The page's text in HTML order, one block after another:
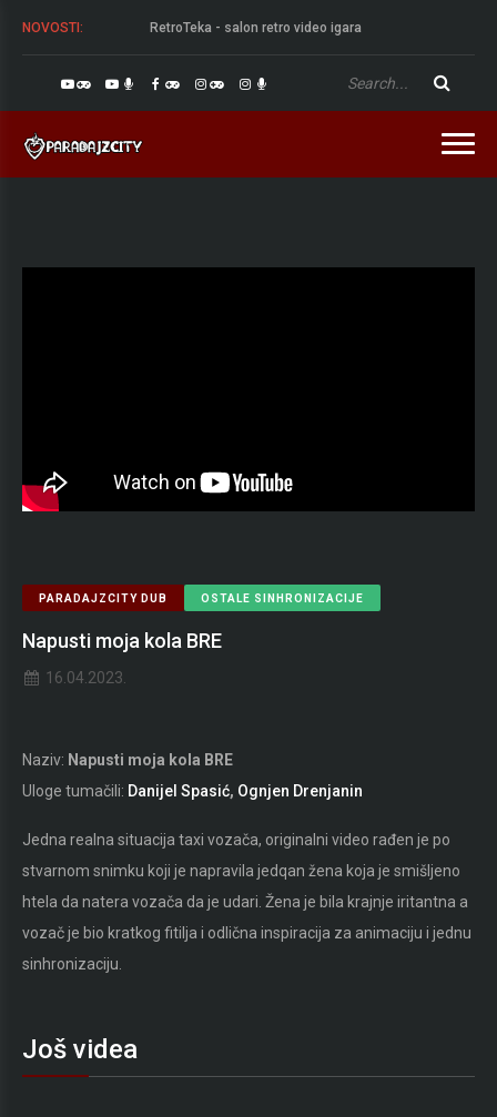
NOVOSTI: RetroTeka - salon retro video igara
PARADAJZCITY DUB OSTALE SINHRONIZACIJE
Napusti moja kola BRE
16.04.2023.
Naziv: Napusti moja kola BRE
Uloge tumačili: Danijel Spasić, Ognjen Drenjanin
Jedna realna situacija taxi vozača, originalni video rađen je po
stvarnom snimku koji je napravila jedqan žena koja je smišljeno
htela da natera vozača da je udari. Žena je bila krajnje iritantna a
vozač je bio kratkog fitilja i odlična inspiracija za animaciju i jednu
sinhronizaciju.
Još videa